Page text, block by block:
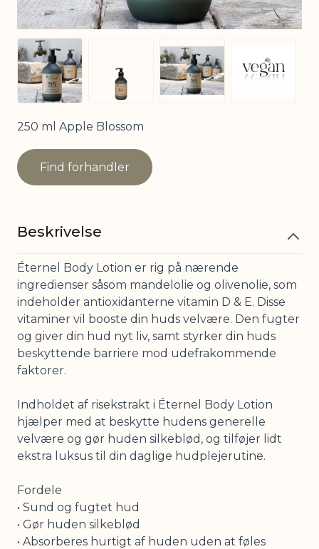
View larger imageView larger image
View larger image
250 ml Apple Blossom
Find forhandler
Beskrivelse
Éternel Body Lotion er rig på nærende
ingredienser såsom mandelolie og olivenolie, som
indeholder antioxidanterne vitamin D & E. Disse
vitaminer vil booste din huds velvære. Den fugter
og giver din hud nyt liv, samt styrker din huds
beskyttende barriere mod udefrakommende
faktorer.
Indholdet af risekstrakt i Éternel Body Lotion
hjælper med at beskytte hudens generelle
velvære og gør huden silkeblød, og tilføjer lidt
ekstra luksus til din daglige hudplejerutine.
Fordele
• Sund og fugtet hud
• Gør huden silkeblød
• Absorberes hurtigt af huden uden at føles